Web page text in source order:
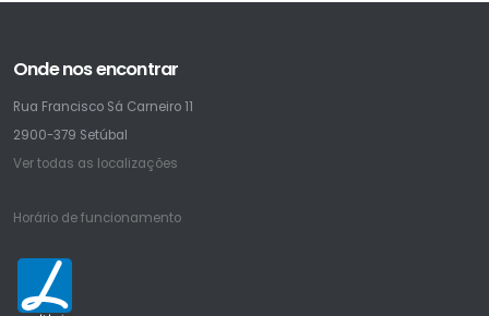
Onde nos encontrar
Rua Francisco Sá Carneiro 11
2900-379 Setúbal
Ver todas as localizações
Horário de funcionamento